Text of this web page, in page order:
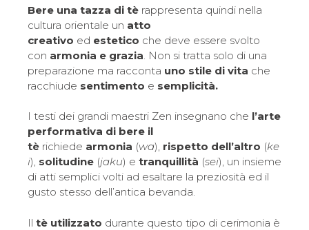
Bere una tazza di tè rappresenta quindi nella
cultura orientale un atto
creativo ed estetico che deve essere svolto
con armonia e grazia . Non si tratta solo di una
preparazione ma racconta uno stile di vita che
racchiude sentimento e semplicità.
I testi dei grandi maestri Zen insegnano che l’arte
performativa di bere il
tè richiede armonia (wa), rispetto dell’altro (ke
i), solitudine (jaku) e tranquillità (sei), un insieme
di atti semplici volti ad esaltare la preziosità ed il
gusto stesso dell’antica bevanda.
Il tè utilizzato durante questo tipo di cerimonia è